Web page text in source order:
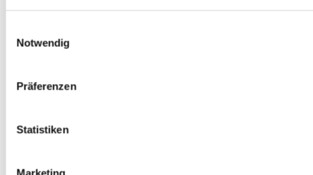
Notwendig
Präferenzen
Statistiken